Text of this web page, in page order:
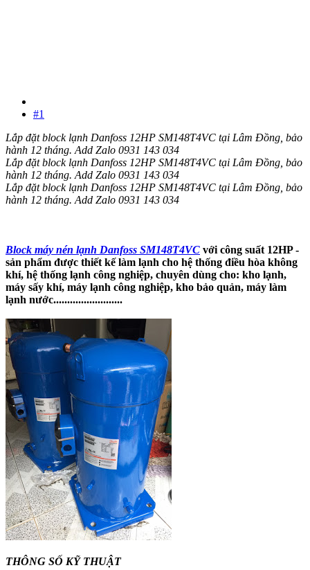
#1
Lắp đặt block lạnh Danfoss 12HP SM148T4VC tại Lâm Đồng, bảo
hành 12 tháng. Add Zalo 0931 143 034
Lắp đặt block lạnh Danfoss 12HP SM148T4VC tại Lâm Đồng, bảo
hành 12 tháng. Add Zalo 0931 143 034
Lắp đặt block lạnh Danfoss 12HP SM148T4VC tại Lâm Đồng, bảo
hành 12 tháng. Add Zalo 0931 143 034
Block máy nén lạnh Danfoss SM148T4VC với công suất 12HP -
sản phẩm được thiết kế làm lạnh cho hệ thống điều hòa không
khí, hệ thống lạnh công nghiệp, chuyên dùng cho: kho lạnh,
máy sấy khí, máy lạnh công nghiệp, kho bảo quản, máy làm
lạnh nước.........................
THÔNG SỐ KỸ THUẬT